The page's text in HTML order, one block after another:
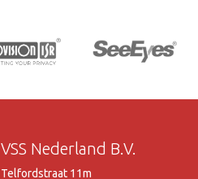
VSS Nederland B.V.
Telfordstraat 11m